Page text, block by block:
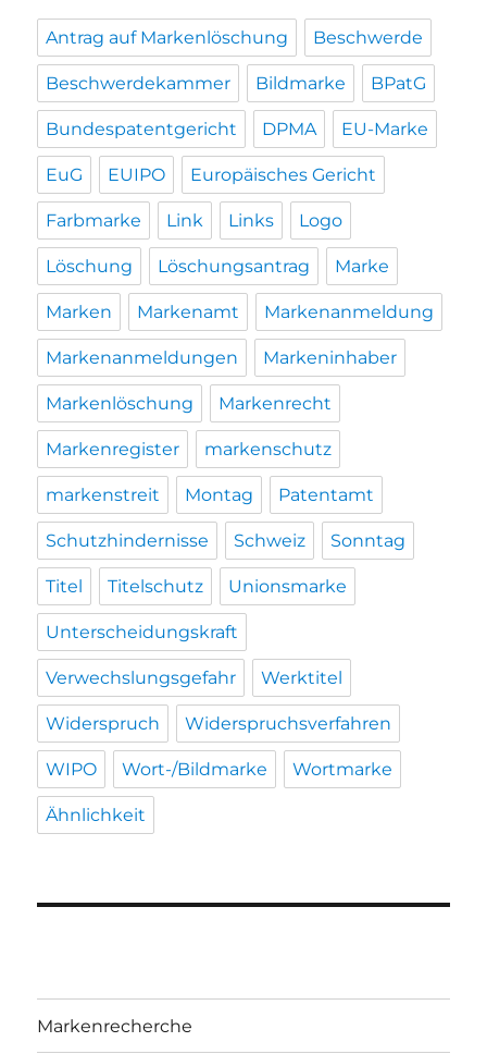
Antrag auf Markenlöschung Beschwerde
Beschwerdekammer Bildmarke BPatG
Bundespatentgericht DPMA EU-Marke
EuG EUIPO Europäisches Gericht
Farbmarke Link Links Logo
Löschung Löschungsantrag Marke
Marken Markenamt Markenanmeldung
Markenanmeldungen Markeninhaber
Markenlöschung Markenrecht
Markenregister markenschutz
markenstreit Montag Patentamt
Schutzhindernisse Schweiz Sonntag
Titel Titelschutz Unionsmarke
Unterscheidungskraft
Verwechslungsgefahr Werktitel
Widerspruch Widerspruchsverfahren
WIPO Wort-/Bildmarke Wortmarke
Ähnlichkeit
Markenrecherche